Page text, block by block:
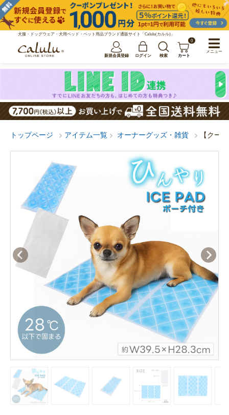
犬服・ドッグウェア・犬用ベッド・ペット用品ブランド通販サイト「Calulu(カルル)」
新規会員登録 ログイン 検索
0
カート
トップページ アイテム一覧 オーナーグッズ・雑貨 【クー
メニュー